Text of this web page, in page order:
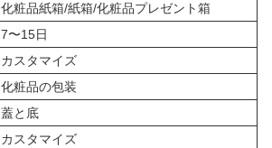
化粧品紙箱/紙箱/化粧品プレゼント箱
7〜15日
カスタマイズ
化粧品の包装
蓋と底
カスタマイズ